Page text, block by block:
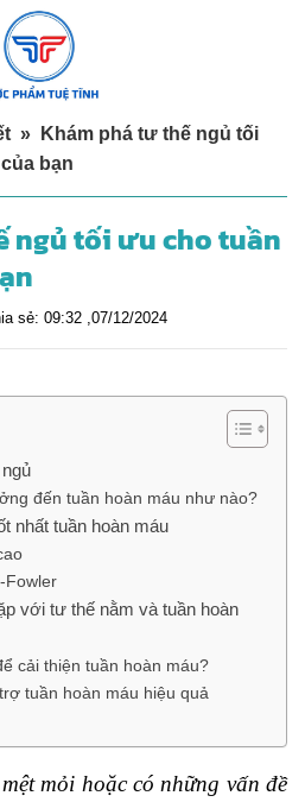
»
Khám phá tư thế ngủ tối
bạn
ngủ tối ưu cho tuần
sẻ: 09:32 ,07/12/2024
đến tuần hoàn máu như nào?
nhất tuần hoàn máu
Fowler
với tư thế nằm và tuần hoàn
cải thiện tuần hoàn máu?
tuần hoàn máu hiệu quả
mỏi hoặc có những vấn đề